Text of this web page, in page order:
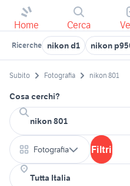
Home Cerca
Ricerche nikon d1 nikon
Subito Fotografia nikon 801
Cosa cerchi?
Fotografia Filtri